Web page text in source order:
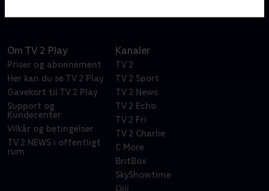
Om TV 2 Play
Priser og abonnement
Her kan du se TV 2 Play
Gavekort til TV 2 Play
Support og
Kundecenter
Vilkår og betingelser
TV 2 NEWS i offentligt
rum
Kanaler
TV 2
TV 2 Sport
TV 2 News
TV 2 Echo
TV 2 Fri
TV 2 Charlie
C More
BritBox
SkyShowtime
Oiii